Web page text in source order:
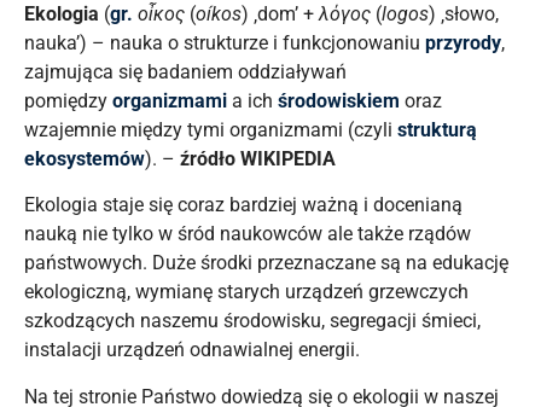
Ekologia (gr. οἶκος (oíkos) ‚dom’ + λόγος (logos) ‚słowo,
nauka’) – nauka o strukturze i funkcjonowaniu przyrody,
zajmująca się badaniem oddziaływań
pomiędzy organizmami a ich środowiskiem oraz
wzajemnie między tymi organizmami (czyli strukturą
ekosystemów). – źródło WIKIPEDIA
Ekologia staje się coraz bardziej ważną i docenianą
nauką nie tylko w śród naukowców ale także rządów
państwowych. Duże środki przeznaczane są na edukację
ekologiczną, wymianę starych urządzeń grzewczych
szkodzących naszemu środowisku, segregacji śmieci,
instalacji urządzeń odnawialnej energii.
Na tej stronie Państwo dowiedzą się o ekologii w naszej